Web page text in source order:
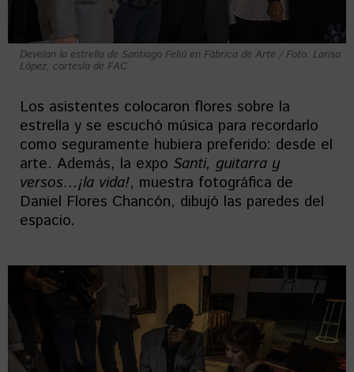
Develan la estrella de Santiago Feliú en Fábrica de Arte / Foto: Larisa
López, cortesía de FAC
Los asistentes colocaron flores sobre la
estrella y se escuchó música para recordarlo
como seguramente hubiera preferido: desde el
arte. Además, la expo Santi, guitarra y
versos…¡la vida!, muestra fotográfica de
Daniel Flores Chancón, dibujó las paredes del
espacio.